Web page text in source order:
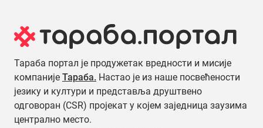
Тараба портал је продужетак вредности и мисије
компаније Тараба. Настао је из наше посвећености
језику и култури и представља друштвено
одговоран (CSR) пројекат у којем заједница заузима
централно место.